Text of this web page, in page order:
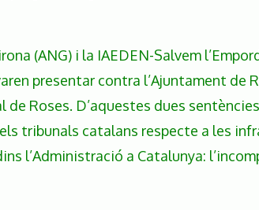
(ANG) i la IAEDEN-Salvem
presentar contra l’Ajuntament de
Roses. D’aquestes dues
tribunals catalans respecte a les
l’Administració a Catalunya: